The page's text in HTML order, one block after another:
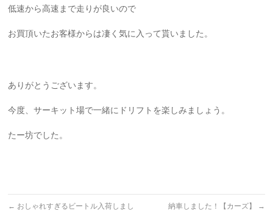
低速から高速まで走りが良いので
お買頂いたお客様からは凄く気に入って貰いました。
ありがとうございます。
今度、サーキット場で一緒にドリフトを楽しみましょう。
たー坊でした。
← おしゃれすぎるビートル入荷しまし
納車しました！【カーズ】 →